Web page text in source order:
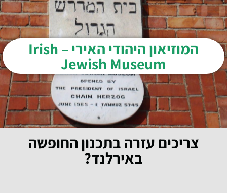
המוזיאון היהודי האירי – Irish
Jewish Museum
צריכים עזרה בתכנון החופשה
באירלנד?